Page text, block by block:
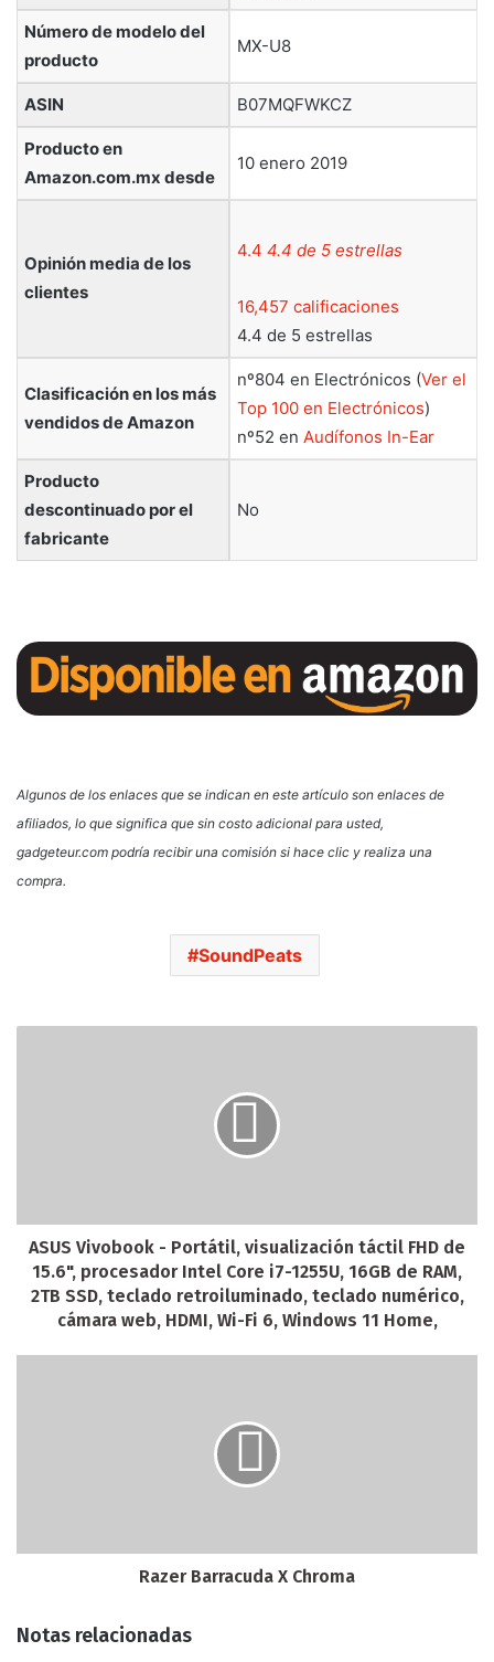
Número de modelo del
producto
MX-U8
ASIN B07MQFWKCZ
Producto en
Amazon.com.mx desde
10 enero 2019
Opinión media de los
clientes
4.4 4.4 de 5 estrellas
16,457 calificaciones
4.4 de 5 estrellas
Clasificación en los más
vendidos de Amazon
nº804 en Electrónicos (Ver el
Top 100 en Electrónicos)
nº52 en Audífonos In-Ear
Producto
descontinuado por el
fabricante
No
Algunos de los enlaces que se indican en este artículo son enlaces de
afiliados, lo que significa que sin costo adicional para usted,
gadgeteur.com podría recibir una comisión si hace clic y realiza una
compra.
SoundPeats
ASUS Vivobook - Portátil, visualización táctil FHD de
15.6", procesador Intel Core i7-1255U, 16GB de RAM,
2TB SSD, teclado retroiluminado, teclado numérico,
cámara web, HDMI, Wi-Fi 6, Windows 11 Home,
Razer Barracuda X Chroma
Notas relacionadas